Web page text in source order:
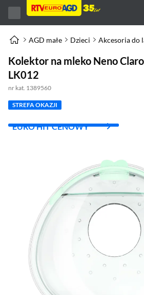
AGD małe Dzieci Akcesoria do
Kolektor na mleko Neno
LK012
nr kat. 1389560
STREFA OKAZJI
EURO HIT CENOWY